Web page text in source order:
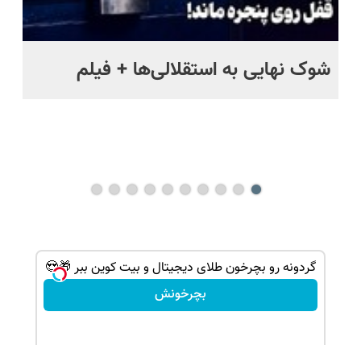
شوک نهایی به استقلالی‌ها + فیلم
گردونه رو بچرخون طلای دیجیتال و بیت کوین ببر 🎁😍
بچرخونش